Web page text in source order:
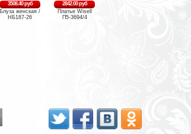
3508.40 руб
Блуза женская /
НБ187-26
2842.00 руб
Платье Wisell
П5-3694/4